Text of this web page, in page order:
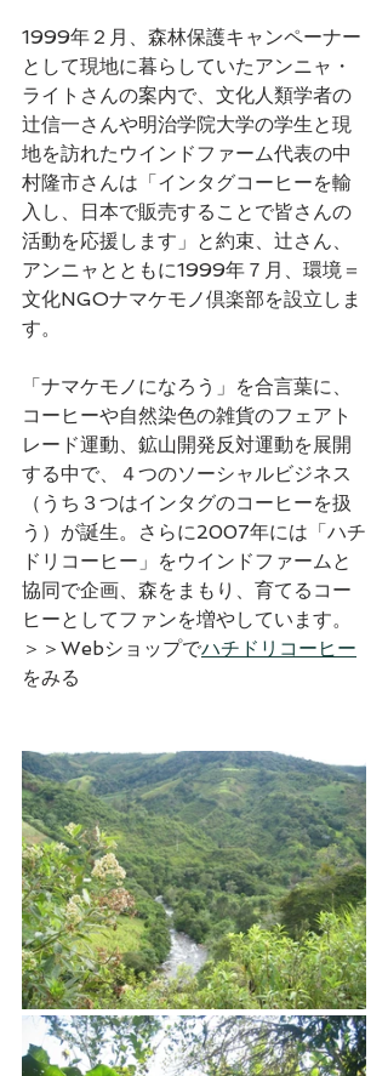
1999年２月、森林保護キャンペーナー
として現地に暮らしていたアンニャ・
ライトさんの案内で、文化人類学者の
辻信一さんや明治学院大学の学生と現
地を訪れたウインドファーム代表の中
村隆市さんは「インタグコーヒーを輸
入し、日本で販売することで皆さんの
活動を応援します」と約束、辻さん、
アンニャとともに1999年７月、環境＝
文化NGOナマケモノ倶楽部を設立しま
す。
「ナマケモノになろう」を合言葉に、
コーヒーや自然染色の雑貨のフェアト
レード運動、鉱山開発反対運動を展開
する中で、４つのソーシャルビジネス
（うち３つはインタグのコーヒーを扱
う）が誕生。さらに2007年には「ハチ
ドリコーヒー」をウインドファームと
協同で企画、森をまもり、育てるコー
ヒーとしてファンを増やしています。
＞＞Webショップでハチドリコーヒー
をみる